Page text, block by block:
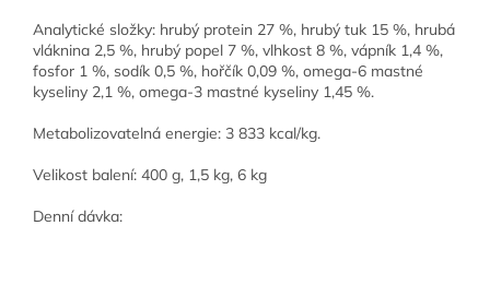
Analytické složky: hrubý protein 27 %, hrubý tuk 15 %, hrubá
vláknina 2,5 %, hrubý popel 7 %, vlhkost 8 %, vápník 1,4 %,
fosfor 1 %, sodík 0,5 %, hořčík 0,09 %, omega-6 mastné
kyseliny 2,1 %, omega-3 mastné kyseliny 1,45 %.
Metabolizovatelná energie: 3 833 kcal/kg.
Velikost balení: 400 g, 1,5 kg, 6 kg
Denní dávka: